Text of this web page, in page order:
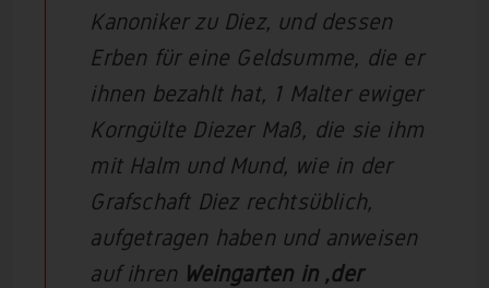
Kanoniker zu Diez, und dessen
Erben für eine Geldsumme, die er
ihnen bezahlt hat, 1 Malter ewiger
Korngülte Diezer Maß, die sie ihm
mit Halm und Mund, wie in der
Grafschaft Diez rechtsüblich,
aufgetragen haben und anweisen
auf ihren Weingarten in ‚der